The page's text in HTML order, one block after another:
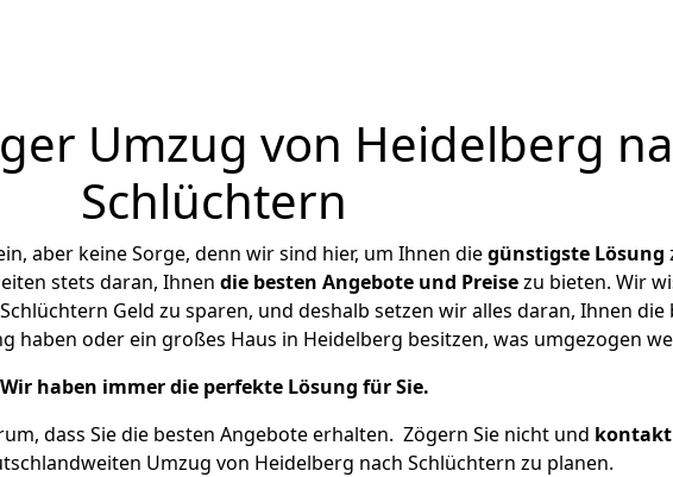
Umzug von Heidelberg
Schlüchtern
aber keine Sorge, denn wir sind hier, um Ihnen diegünstigste Lösung
stets daran, Ihnen die besten Angebote und Preisezu bieten. Wir
Geld zu sparen, und deshalb setzen wir alles daran, Ihnen die
haben oder ein großes Haus in Heidelberg besitzen, was umgezogen
Wir haben immer die perfekte Lösung für Sie.
dass Sie die besten Angebote erhalten. Zögern Sie nicht und
Umzug von Heidelberg nach Schlüchtern zu planen.